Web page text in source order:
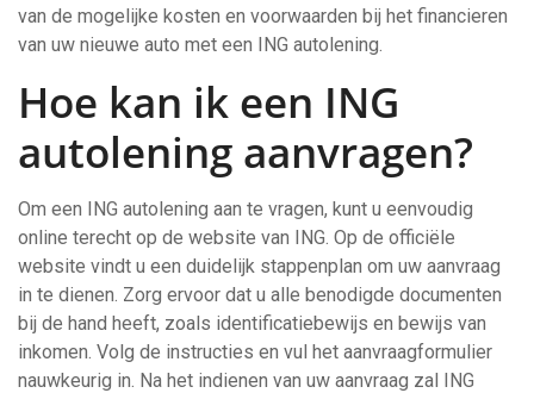
van de mogelijke kosten en voorwaarden bij het financieren
van uw nieuwe auto met een ING autolening.
Hoe kan ik een ING
autolening aanvragen?
Om een ING autolening aan te vragen, kunt u eenvoudig
online terecht op de website van ING. Op de officiële
website vindt u een duidelijk stappenplan om uw aanvraag
in te dienen. Zorg ervoor dat u alle benodigde documenten
bij de hand heeft, zoals identificatiebewijs en bewijs van
inkomen. Volg de instructies en vul het aanvraagformulier
nauwkeurig in. Na het indienen van uw aanvraag zal ING